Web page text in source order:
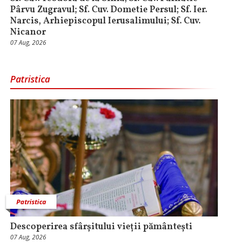
Pârvu Zugravul; Sf. Cuv. Dometie Persul; Sf. Ier.
Narcis, Arhiepiscopul Ierusalimului; Sf. Cuv.
Nicanor
07 Aug, 2026
Patristica
Patristica
Descoperirea sfârșitului vieții pământești
07 Aug, 2026